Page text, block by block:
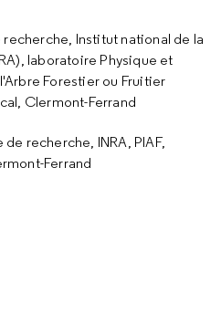
Institut national de la
laboratoire Physique et
Forestier ou Fruitier
Clermont-Ferrand
de recherche, INRA, PIAF,
Ferrand